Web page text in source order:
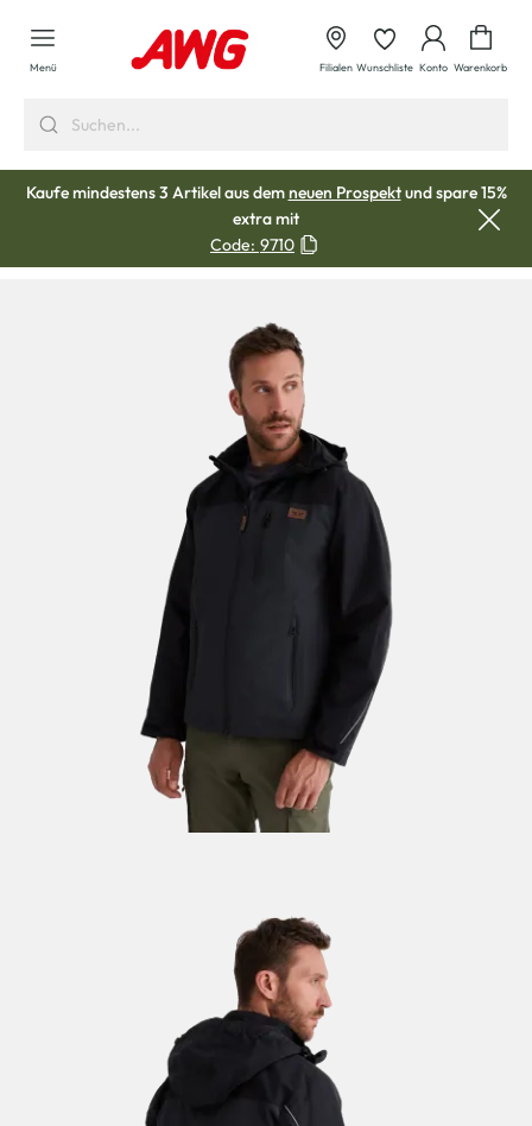
springen
Menü Filialen Wunschliste Konto Warenkorb
Kaufe mindestens 3 Artikel aus demneuen Prospektund spare 15%
extra mit
Code: 9710